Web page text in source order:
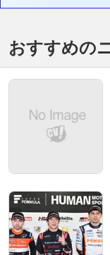
おすすめの